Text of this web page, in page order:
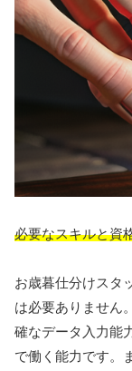
必要なスキルと資
お歳暮仕分けスタ
は必要ありません
確なデータ入力能
で働く能力です。